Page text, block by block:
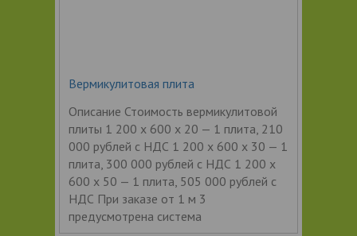
Вермикулитовая плита
Описание Стоимость вермикулитовой
плиты 1 200 х 600 х 20 — 1 плита, 210
000 рублей с НДС 1 200 х 600 х 30 — 1
плита, 300 000 рублей с НДС 1 200 х
600 х 50 — 1 плита, 505 000 рублей с
НДС При заказе от 1 м 3
предусмотрена система